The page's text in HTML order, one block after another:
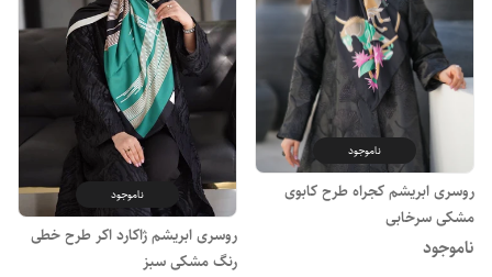
ناموجود
روسری ابریشم کجراه طرح کابوی
مشکی سرخابی
ناموجود
ناموجود
روسری ابریشم ژاکارد اکر طرح خطی
رنگ مشکی سبز